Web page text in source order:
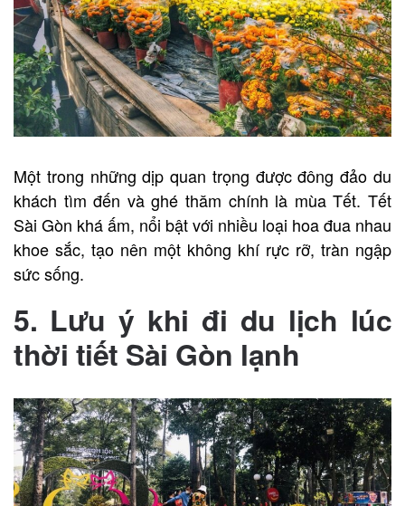
Một trong những dịp quan trọng được đông đảo du
khách tìm đến và ghé thăm chính là mùa Tết. Tết
Sài Gòn khá ấm, nổi bật với nhiều loại hoa đua nhau
khoe sắc, tạo nên một không khí rực rỡ, tràn ngập
sức sống.
5. Lưu ý khi đi du lịch lúc
thời tiết Sài Gòn lạnh